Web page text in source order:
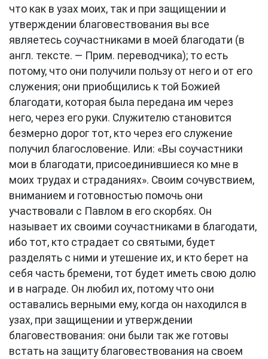
что как в узах моих, так и при защищении и
утверждении благовествования вы все
являетесь соучастниками в моей благодати (в
англ. тексте. — Прим. переводчика); то есть
потому, что они получили пользу от него и от его
служения; они приобщились к той Божией
благодати, которая была передана им через
него, через его руки. Служителю становится
безмерно дорог тот, кто через его служение
получил благословение. Или: «Вы соучастники
мои в благодати, присоединившиеся ко мне в
моих трудах и страданиях». Своим сочувствием,
вниманием и готовностью помочь они
участвовали с Павлом в его скорбях. Он
называет их своими соучастниками в благодати,
ибо тот, кто страдает со святыми, будет
разделять с ними и утешение их, и кто берет на
себя часть бремени, тот будет иметь свою долю
и в награде. Он любил их, потому что они
оставались верными ему, когда он находился в
узах, при защищении и утверждении
благовествования: они были так же готовы
встать на защиту благовествования на своем